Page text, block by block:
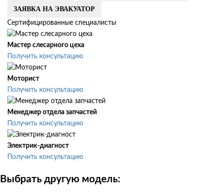
ЗАЯВКА НА ЭВАКУАТОР
Сертифицированные специалисты
Мастер слесарного цеха
Получить консультацию
Моторист
Получить консультацию
Менеджер отдела запчастей
Получить консультацию
Электрик-диагност
Получить консультацию
Выбрать другую модель: